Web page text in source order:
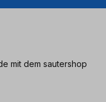
mit dem sautershop